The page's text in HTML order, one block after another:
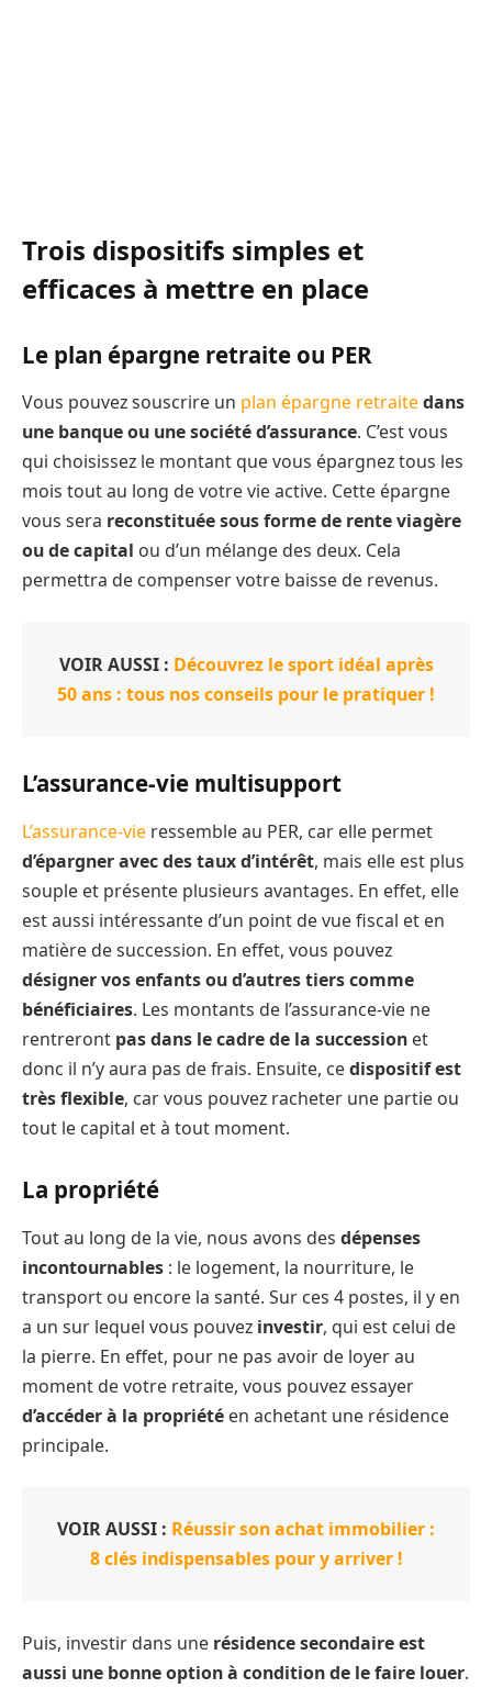
Trois dispositifs simples et
efficaces à mettre en place
Le plan épargne retraite ou PER
Vous pouvez souscrire un plan épargne retraitedans
une banque ou une société d’assurance. C’est vous
qui choisissez le montant que vous épargnez tous les
mois tout au long de votre vie active. Cette épargne
vous sera reconstituée sous forme de rente viagère
ou de capital ou d’un mélange des deux. Cela
permettra de compenser votre baisse de revenus.
VOIR AUSSI : Découvrez le sport idéal après
50 ans : tous nos conseils pour le pratiquer !
L’assurance-vie multisupport
L’assurance-vie ressemble au PER, car elle permet
d’épargner avec des taux d’intérêt, mais elle est plus
souple et présente plusieurs avantages. En effet, elle
est aussi intéressante d’un point de vue fiscal et en
matière de succession. En effet, vous pouvez
désigner vos enfants ou d’autres tiers comme
bénéficiaires. Les montants de l’assurance-vie ne
rentreront pas dans le cadre de la succession et
donc il n’y aura pas de frais. Ensuite, cedispositif est
très flexible, car vous pouvez racheter une partie ou
tout le capital et à tout moment.
La propriété
Tout au long de la vie, nous avons des dépenses
incontournables : le logement, la nourriture, le
transport ou encore la santé. Sur ces 4 postes, il y en
a un sur lequel vous pouvez investir, qui est celui de
la pierre. En effet, pour ne pas avoir de loyer au
moment de votre retraite, vous pouvez essayer
d’accéder à la propriété en achetant une résidence
principale.
VOIR AUSSI : Réussir son achat immobilier :
8 clés indispensables pour y arriver !
Puis, investir dans une résidence secondaire est
aussi une bonne option à condition de le faire louer.